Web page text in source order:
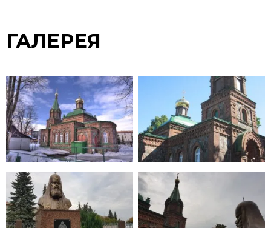
ГАЛЕРЕЯ